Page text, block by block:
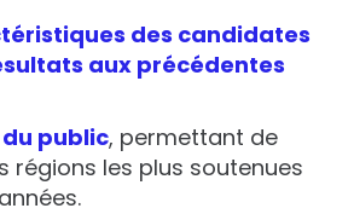
des candidates
aux précédentes
public, permettant de
régions les plus soutenues